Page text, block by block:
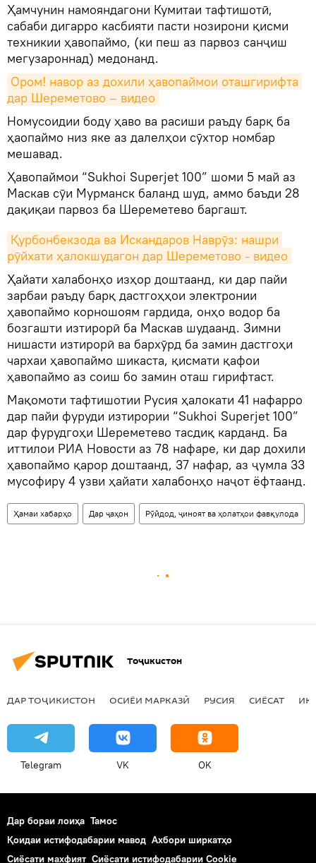
Ҳамчунин намояндагони Кумитаи тафтишотӣ,
сабаби дигарро касбияти пасти нозирони қисми
техникии ҳавопаймо, (ки пеш аз парвоз санҷиш
мегузароннад) медонанд.
Ором! навор аз дохили ҳавопаймои оташгирифта
дар Шереметово – видео
Номусоидии боду ҳаво ва расиши раъду барқ ба
ҳаопаймо низ яке аз далелҳои сӯхтор номбар
мешавад.
Ҳавопаймои “Sukhoi Superjet 100” шоми 5 май аз
Маскав сӯи Мурманск баланд шуд, аммо баъди 28
дақиқаи парвоз ба Шереметево баргашт.
Қурбонбекзода ва Искандаров Наврӯз: нашри
рӯйхати ҳалокшудагон дар Шереметово - видео
Ҳайати халабонҳо изҳор доштаанд, ки дар пайи
зарбаи раъду барқ дастгоҳҳои электронии
ҳавопаймо корношоям гардида, онҳо водор ба
бозгашти изтирорӣ ба Маскав шудаанд. Зимни
нишасти изтирорӣ ва бархӯрд ба замин дастгоҳи
чархаи ҳавопаймо шикаста, қисмати қафои
ҳавопаймо аз соиш бо замин оташ гирифтаст.
Мақомоти тафтишотии Русия ҳалокати 41 нафарро
дар пайи фуруди изтирории “Sukhoi Superjet 100”
дар фурудгоҳи Шереметево тасдиқ карданд. Ба
иттилои РИА Новости аз 78 нафаре, ки дар дохили
ҳавопаймо қарор доштаанд, 37 нафар, аз ҷумла 33
мусофиру 4 узви ҳайати халабонҳо наҷот ёфтаанд.
Ҳамаи хабарҳо Дар ҷаҳон Рӯйдод, ҷиноят ва ҳолатҳои фавқулода
Тоҷикистон
ДАР ТОҶИКИСТОН ОСИЁИ МАРКАЗӢ РУСИЯ СИЁСАТ
Telegram VK OK
Дар бораи лоиҳа Тамос
Қоидаи истифодабарии мавод Ахбори ширкатҳо
Сиёсати махфият Сиёсати истифодабарии Cookie